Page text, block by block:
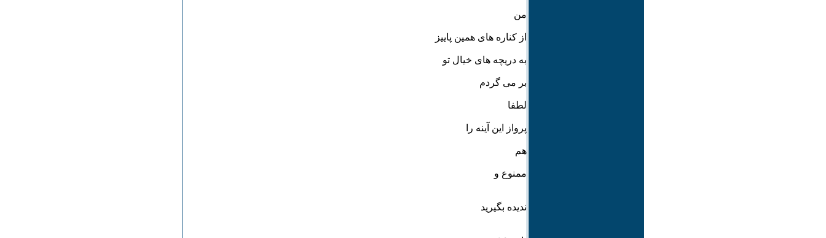
من
از کناره های همین پاییز
به دریچه های خیال تو
بر می گردم
لطفا
پرواز این آینه را
هم
ممنوع و
ندیده بگیرید